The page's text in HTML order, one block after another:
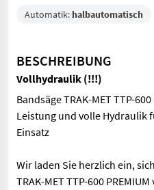
Automatik: halbautomatisch
BESCHREIBUNG
Vollhydraulik (!!!)
Bandsäge TRAK-MET TTP-
Leistung und volle Hydraulik
Einsatz
Wir laden Sie herzlich ein,
TRAK-MET TTP-600